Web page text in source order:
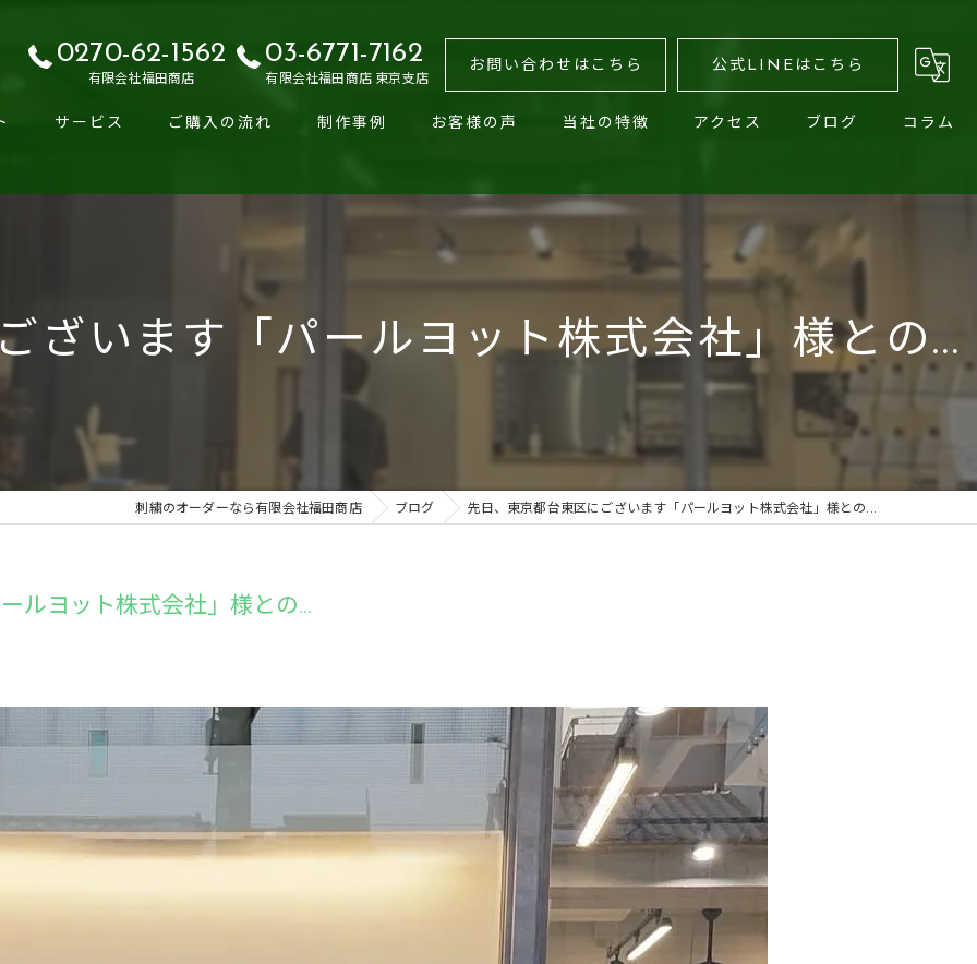
0270-62-1562
有限会社福田商店
03-6771-7162
有限会社福田商店 東京支店
お問い合わせはこちら 公式LINEはこちら
サービス ご購入の流れ 制作事例 お客様の声 当社の特徴
オリジナル
プリント
アクセス
有限会社福田商店
有限会社福田商店 東京支店
ブログ コラム
ざいます「パールヨット株式会社」様との...
刺繍のオーダーなら有限会社福田商店 ブログ 先日、東京都台東区にございます「パールヨット株式会社」様との...
ルヨット株式会社」様との...